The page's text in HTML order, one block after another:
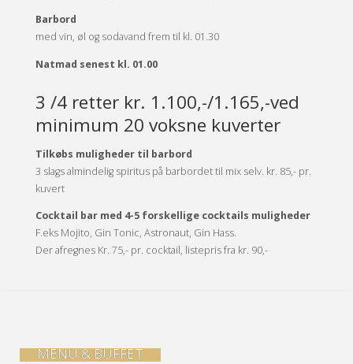
Barbord
med vin, øl og sodavand frem til kl. 01.30
Natmad senest kl. 01.00
3 /4 retter kr. 1.100,-/1.165,-ved
minimum 20 voksne kuverter
Tilkøbs muligheder til barbord
3 slags almindelig spiritus på barbordet til mix selv. kr. 85,- pr.
kuvert
Cocktail bar med 4-5 forskellige cocktails muligheder
F.eks Mojito, Gin Tonic, Astronaut, Gin Hass.
Der afregnes Kr. 75,- pr. cocktail, listepris fra kr. 90,-
MENU & BUFFET